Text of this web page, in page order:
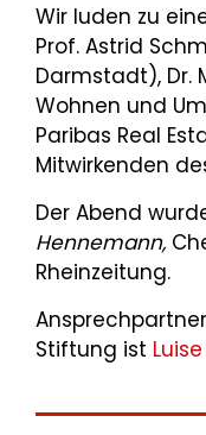
Wir luden zu
Prof. Astrid
Darmstadt), Dr.
Wohnen und
Paribas Real
Mitwirkenden
Der Abend
Hennemann,
Rheinzeitung.
Stiftung ist